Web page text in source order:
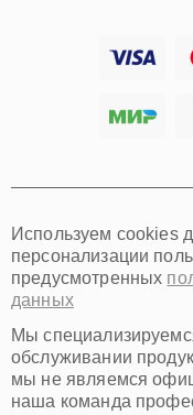
Хабаровск
Иркутск
Омск
Красноярск
Пермь
Ульяновск
Киров
Архангельск
Астрахань
Белгород
Используем cookies
персонализации
предусмотренных
данных
Мы
обслуживании
мы не являемся
наша команда